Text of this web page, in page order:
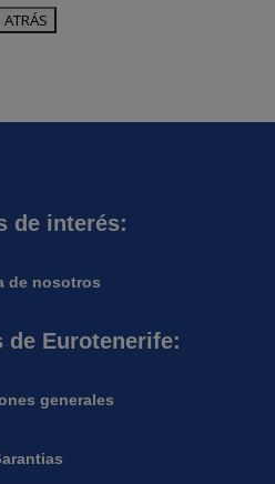
de interés:
de nosotros
de Eurotenerife:
generales